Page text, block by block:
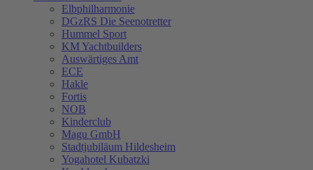
Elbphilharmonie
DGzRS Die Seenotretter
Hummel Sport
KM Yachtbuilders
Auswärtiges Amt
ECE
Hakle
Fortis
NOB
Kinderclub
Magu GmbH
Stadtjubiläum Hildesheim
Yogahotel Kubatzki